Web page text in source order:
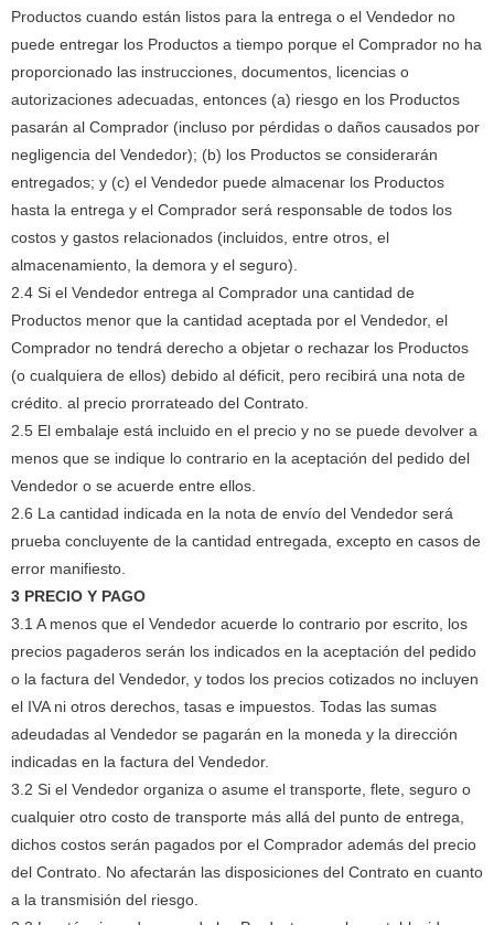
Productos cuando están listos para la entrega o el Vendedor no
puede entregar los Productos a tiempo porque el Comprador no ha
proporcionado las instrucciones, documentos, licencias o
autorizaciones adecuadas, entonces (a) riesgo en los Productos
pasarán al Comprador (incluso por pérdidas o daños causados ​​por
negligencia del Vendedor); (b) los Productos se considerarán
entregados; y (c) el Vendedor puede almacenar los Productos
hasta la entrega y el Comprador será responsable de todos los
costos y gastos relacionados (incluidos, entre otros, el
almacenamiento, la demora y el seguro).
2.4 Si el Vendedor entrega al Comprador una cantidad de
Productos menor que la cantidad aceptada por el Vendedor, el
Comprador no tendrá derecho a objetar o rechazar los Productos
(o cualquiera de ellos) debido al déficit, pero recibirá una nota de
crédito. al precio prorrateado del Contrato.
2.5 El embalaje está incluido en el precio y no se puede devolver a
menos que se indique lo contrario en la aceptación del pedido del
Vendedor o se acuerde entre ellos.
2.6 La cantidad indicada en la nota de envío del Vendedor será
prueba concluyente de la cantidad entregada, excepto en casos de
error manifiesto.
3 PRECIO Y PAGO
3.1 A menos que el Vendedor acuerde lo contrario por escrito, los
precios pagaderos serán los indicados en la aceptación del pedido
o la factura del Vendedor, y todos los precios cotizados no incluyen
el IVA ni otros derechos, tasas e impuestos. Todas las sumas
adeudadas al Vendedor se pagarán en la moneda y la dirección
indicadas en la factura del Vendedor.
3.2 Si el Vendedor organiza o asume el transporte, flete, seguro o
cualquier otro costo de transporte más allá del punto de entrega,
dichos costos serán pagados por el Comprador además del precio
del Contrato. No afectarán las disposiciones del Contrato en cuanto
a la transmisión del riesgo.